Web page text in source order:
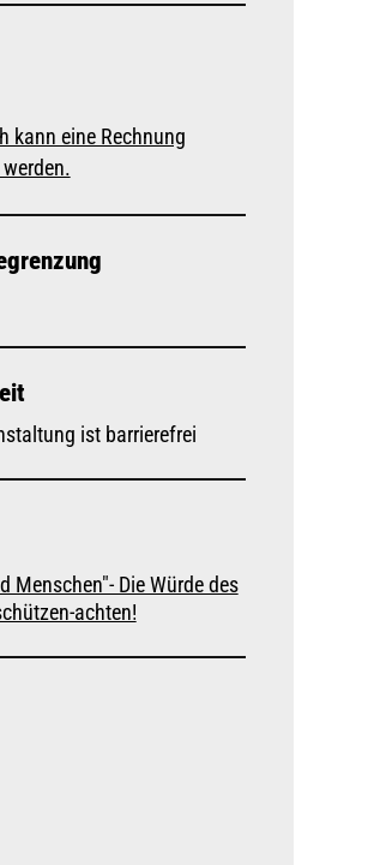
kann eine Rechnung
ist barrierefrei
Menschen"- Die Würde des
achten!